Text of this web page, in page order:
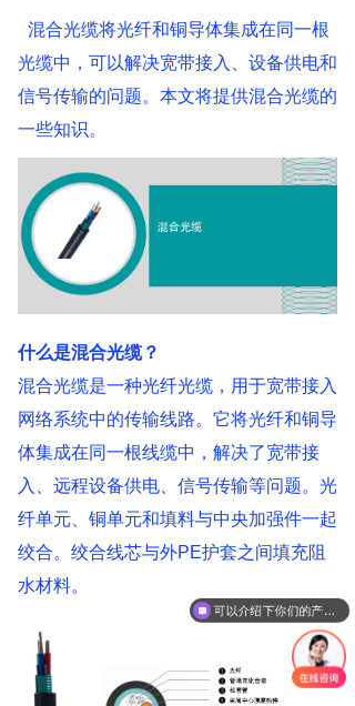
混合光缆将光纤和铜导体集成在同一根
光缆中，可以解决宽带接入、设备供电和
信号传输的问题。本文将提供混合光缆的
一些知识。
什么是混合光缆？
混合光缆是一种光纤光缆，用于宽带接入
网络系统中的传输线路。它将光纤和铜导
体集成在同一根线缆中，解决了宽带接
入、远程设备供电、信号传输等问题。光
纤单元、铜单元和填料与中央加强件一起
绞合。绞合线芯与外PE护套之间填充阻
水材料。
可以介绍下你们的产品么